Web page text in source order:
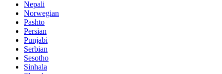
Nepali
Norwegian
Pashto
Persian
Punjabi
Serbian
Sesotho
Sinhala